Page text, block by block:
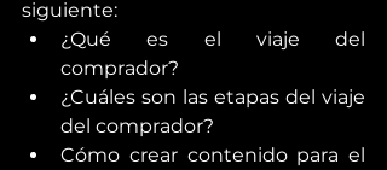
siguiente:
¿Qué es el viaje del
comprador?
¿Cuáles son las etapas del viaje
del comprador?
Cómo crear contenido para el